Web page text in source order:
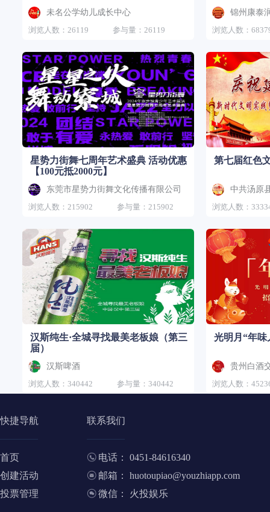
未名公学幼儿成长中心
浏览人数：26119
参与量：26119 浏览人数：
星势力街舞七周年艺术盛典 活动优惠
【100元抵2000元】
东莞市星势力街舞文化传播有限公司
浏览人数：215902
参与量：215902
第七届红色
中共汤原
浏览人数：
汉斯纯生·全城寻找最美老板娘（第三
届）
汉斯啤酒
浏览人数：340442
参与量：340442
光明月“年味
贵州白酒
浏览人数：
快捷导航
首页
创建活动
投票管理
联系我们
电话： 0451-84616340
邮箱： huotoupiao@youzhiapp.com
微信： 火投娱乐